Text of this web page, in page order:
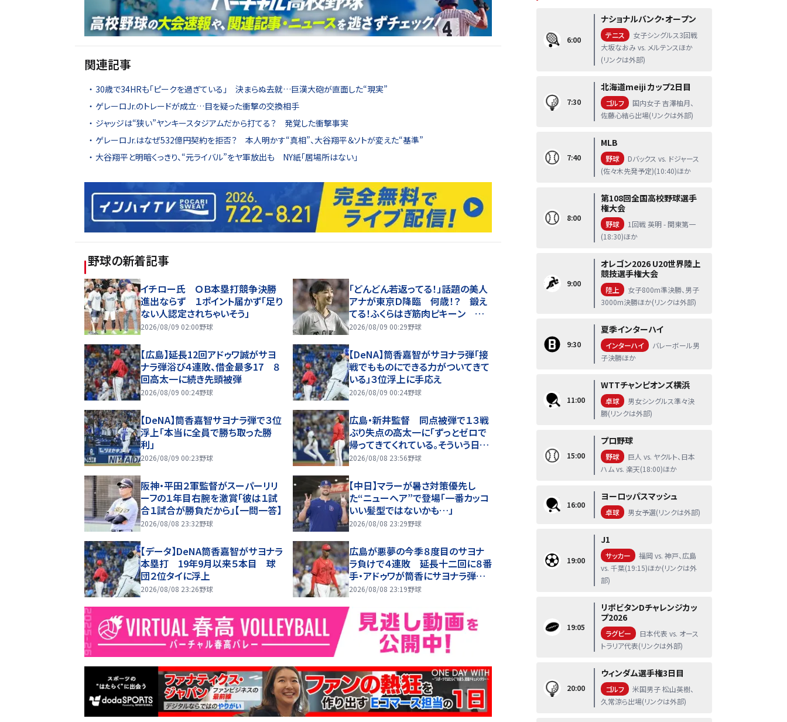
関連記事
30歳で34HRも「ピークを過ぎている」 決まらぬ去就…巨漢大砲が直面した“現実”
ゲレーロJr.のトレードが成立…目を疑った衝撃の交換相手
ジャッジは“狭い”ヤンキースタジアムだから打てる？ 発覚した衝撃事実
ゲレーロJr.はなぜ532億円契約を拒否？ 本人明かす“真相”、大谷翔平＆ソトが変えた“基準”
大谷翔平と明暗くっきり、“元ライバル”をヤ軍放出も NY紙「居場所はない」
野球の新着記事
イチロー氏 ＯＢ本塁打競争決勝
進出ならず １ポイント届かず「足り
ない人認定されちゃいそう」
2026/08/09 02:00野球
「どんどん若返ってる！」話題の美人
アナが東京Ｄ降臨 何歳！？ 鍛え
てる！ふくらはぎ筋肉ピキーン 奇
跡の投球姿に「かっこいい」「アイド
2026/08/09 00:29野球
【広島】延長12回アドゥワ誠がサヨ
ナラ弾浴び４連敗、借金最多17 ８
回高太一に続き先頭被弾
2026/08/09 00:24野球
【DeNA】筒香嘉智がサヨナラ弾「接
戦でもものにできる力がついてきて
いる」３位浮上に手応え
2026/08/09 00:24野球
【DeNA】筒香嘉智サヨナラ弾で３位
浮上「本当に全員で勝ち取った勝
利」
2026/08/09 00:23野球
広島・新井監督 同点被弾で１３戦
ぶり失点の高太一に「ずっとゼロで
帰ってきてくれている。そういう日も
ある」チームは延長十二回に今季８
2026/08/08 23:56野球
阪神・平田２軍監督がスーパーリリ
ーフの１年目右腕を激賞「彼は１試
合１試合が勝負だから」【一問一答】
2026/08/08 23:32野球
【中日】マラーが暑さ対策優先し
た“ニューヘア”で登場「一番カッコ
いい髪型ではないかも…」
2026/08/08 23:29野球
【データ】DeNA筒香嘉智がサヨナラ
本塁打 19年9月以来５本目 球
団２位タイに浮上
2026/08/08 23:26野球
広島が悪夢の今季８度目のサヨナ
ラ負けで４連敗 延長十二回に８番
手・アドゥワが筒香にサヨナラ弾浴
びる「役割が果たせなくて申し訳な
2026/08/08 23:19野球
6:00
ナショナルバンク・オープン
テニス
女子シングルス3回戦
大坂なおみ vs. メルテンスほか
(リンクは外部)
7:30
北海道meiji カップ2日目
ゴルフ
国内女子 吉澤柚月、
佐藤心結ら出場(リンクは外部)
7:40
MLB
野球
Dバックス vs. ドジャース
(佐々木先発予定)(10:40)ほか
8:00
第108回全国高校野球選手
権大会
野球
1回戦 英明 - 関東第一
(18:30)ほか
9:00
オレゴン2026 U20世界陸上
競技選手権大会
陸上
女子800m準決勝、男子
3000m決勝ほか(リンクは外部)
9:30
夏季インターハイ
インターハイ
バレーボール男
子決勝ほか
11:00
WTTチャンピオンズ横浜
卓球
男女シングルス準々決
勝(リンクは外部)
15:00
プロ野球
野球
巨人 vs. ヤクルト、日本
ハム vs. 楽天(18:00)ほか
16:00
ヨーロッパスマッシュ
卓球 男女予選(リンクは外部)
19:00
J1
サッカー
福岡 vs. 神戸、広島
vs. 千葉(19:15)ほか(リンクは外
部)
19:05
リポビタンDチャレンジカッ
プ2026
ラグビー
日本代表 vs. オース
トラリア代表(リンクは外部)
20:00
ウィンダム選手権3日目
ゴルフ
米国男子 松山英樹、
久常涼ら出場(リンクは外部)